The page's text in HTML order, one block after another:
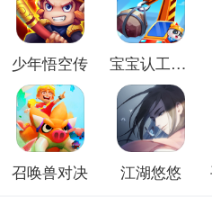
少年悟空传 宝宝认工程车
召唤兽对决 江湖悠悠